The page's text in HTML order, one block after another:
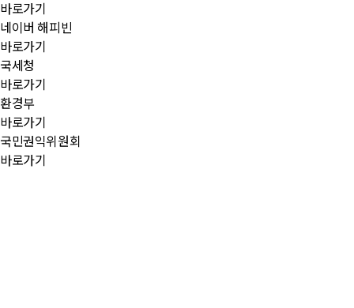
바로가기
네이버 해피빈
바로가기
국세청
바로가기
환경부
바로가기
국민권익위원회
바로가기